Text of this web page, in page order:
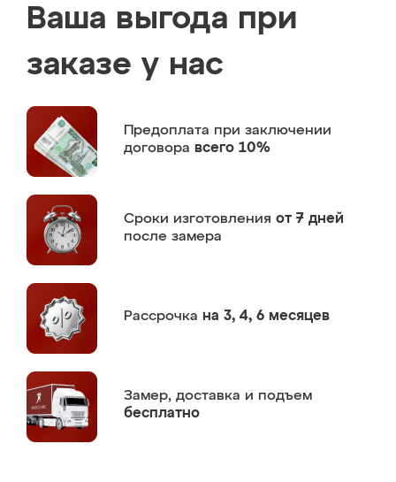
Ваша выгода при
заказе у нас
Предоплата при заключении
договора всего 10%
Сроки изготовления от 7 дней
после замера
Рассрочка на 3, 4, 6 месяцев
Замер, доставка и подъем
бесплатно